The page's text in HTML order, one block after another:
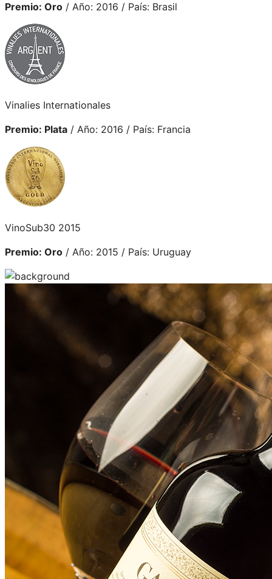
Premio: Oro / Año: 2016 / País: Brasil
Vinalies Internationales
Premio: Plata / Año: 2016 / País: Francia
VinoSub30 2015
Premio: Oro / Año: 2015 / País: Uruguay